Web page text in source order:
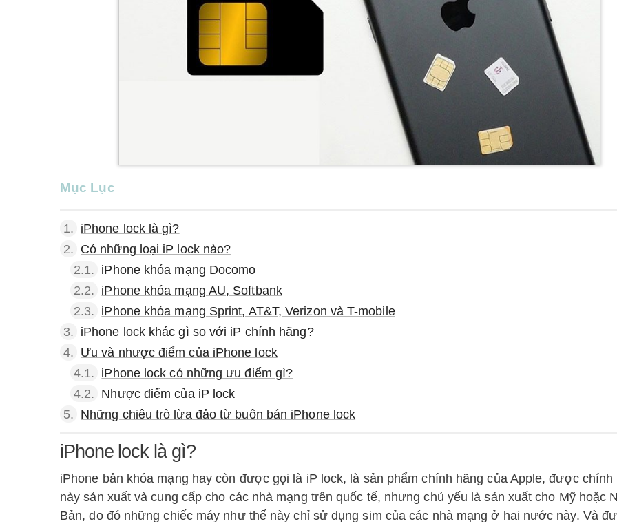
Mục Lục
1. iPhone lock là gì?
2. Có những loại iP lock nào?
2.1. iPhone khóa mạng Docomo
2.2. iPhone khóa mạng AU, Softbank
2.3. iPhone khóa mạng Sprint, AT&T, Verizon và T-mobile
3. iPhone lock khác gì so với iP chính hãng?
4. Ưu và nhược điểm của iPhone lock
4.1. iPhone lock có những ưu điểm gì?
4.2. Nhược điểm của iP lock
5. Những chiêu trò lừa đảo từ buôn bán iPhone lock
iPhone lock là gì?
iPhone bản khóa mạng hay còn được gọi là iP lock, là sản phẩm chính hãng của Apple, được chính
này sản xuất và cung cấp cho các nhà mạng trên quốc tế, nhưng chủ yếu là sản xuất cho Mỹ hoặc
Bản, do đó những chiếc máy như thế này chỉ sử dụng sim của các nhà mạng ở hai nước này. Và